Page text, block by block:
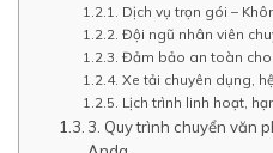
Dịch vụ trọn gói –
Đội ngũ nhân viên
Đảm bảo an toàn
Xe tải chuyên dụng,
Lịch trình linh hoạt,
3. Quy trình chuyển văn